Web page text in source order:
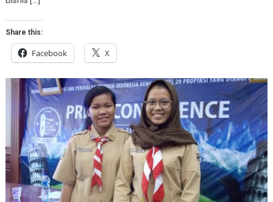
Share this:
Facebook X